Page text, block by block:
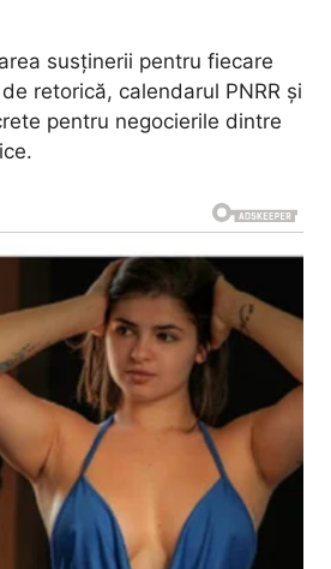
susținerii pentru fiecare
retorică, calendarul PNRR și
pentru negocierile dintre